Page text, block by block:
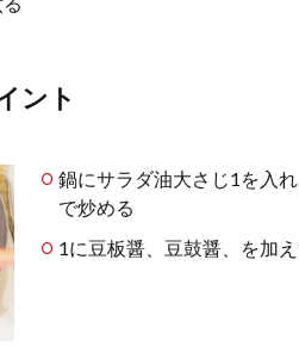
ント
鍋にサラダ油大さじ1を入
で炒める
1に豆板醤、豆鼓醤、を加